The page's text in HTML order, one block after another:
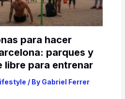
para hacer
parques y
libre para entrenar
/ By Gabriel Ferrer